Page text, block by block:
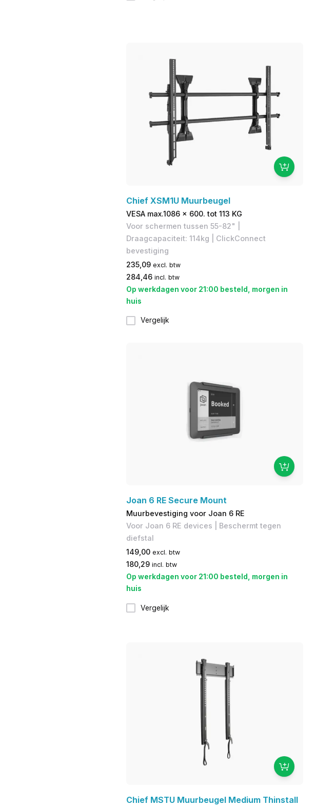
Chief XSM1U Muurbeugel
VESA max.1086 x 600. tot 113 KG
Voor schermen tussen 55-82" |
Draagcapaciteit: 114kg | ClickConnect
bevestiging
235,09 excl. btw
284,46 incl. btw
Op werkdagen voor 21:00 besteld, morgen in
huis
Vergelijk
Joan 6 RE Secure Mount
Muurbevestiging voor Joan 6 RE
Voor Joan 6 RE devices | Beschermt tegen
diefstal
149,00 excl. btw
180,29 incl. btw
Op werkdagen voor 21:00 besteld, morgen in
huis
Vergelijk
Chief MSTU Muurbeugel Medium Thinstall